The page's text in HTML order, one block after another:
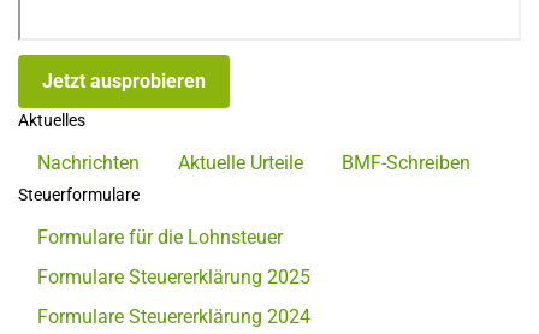
Jetzt ausprobieren
Aktuelles
Nachrichten Aktuelle Urteile BMF-Schreiben
Steuerformulare
Formulare für die Lohnsteuer
Formulare Steuererklärung 2025
Formulare Steuererklärung 2024